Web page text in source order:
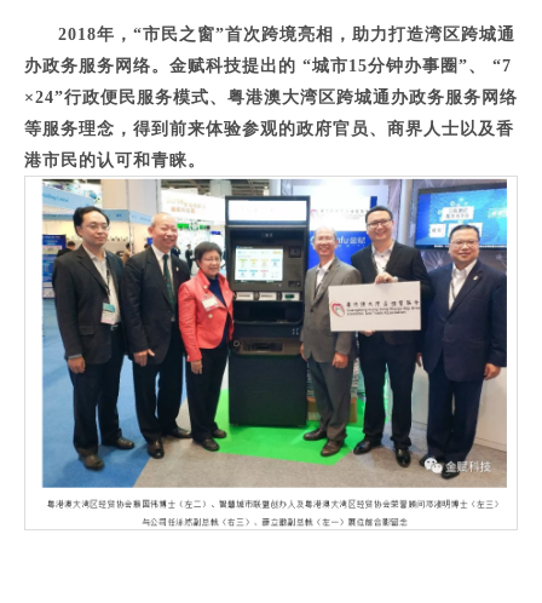
2018年，“市民之窗”首次跨境亮相，助力打造湾区跨城通
办政务服务网络。金赋科技提出的 “城市15分钟办事圈”、 “7
×24”行政便民服务模式、粤港澳大湾区跨城通办政务服务网络
等服务理念，得到前来体验参观的政府官员、商界人士以及香
港市民的认可和青睐。